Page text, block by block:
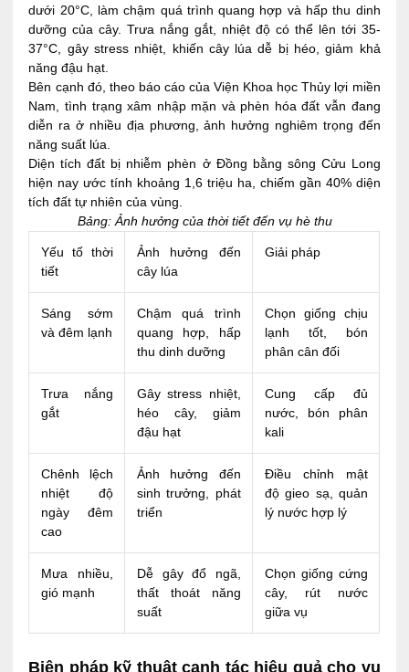
dưới 20°C, làm chậm quá trình quang hợp và hấp thu dinh
dưỡng của cây. Trưa nắng gắt, nhiệt độ có thể lên tới 35-
37°C, gây stress nhiệt, khiến cây lúa dễ bị héo, giảm khả
năng đậu hạt.
Bên cạnh đó, theo báo cáo của Viện Khoa học Thủy lợi miền
Nam, tình trạng xâm nhập mặn và phèn hóa đất vẫn đang
diễn ra ở nhiều địa phương, ảnh hưởng nghiêm trọng đến
năng suất lúa.
Diện tích đất bị nhiễm phèn ở Đồng bằng sông Cửu Long
hiện nay ước tính khoảng 1,6 triệu ha, chiếm gần 40% diện
tích đất tự nhiên của vùng.
Bảng: Ảnh hưởng của thời tiết đến vụ hè thu
Yếu tố thời
tiết
Ảnh hưởng đến
cây lúa
Giải pháp
Sáng sớm
và đêm lạnh
Chậm quá trình
quang hợp, hấp
thu dinh dưỡng
Chọn giống chịu
lạnh tốt, bón
phân cân đối
Trưa nắng
gắt
Gây stress nhiệt,
héo cây, giảm
đậu hạt
Cung cấp đủ
nước, bón phân
kali
Chênh lệch
nhiệt độ
ngày đêm
cao
Ảnh hưởng đến
sinh trưởng, phát
triển
Điều chỉnh mật
độ gieo sạ, quản
lý nước hợp lý
Mưa nhiều,
gió mạnh
Dễ gây đổ ngã,
thất thoát năng
suất
Chọn giống cứng
cây, rút nước
giữa vụ
Biện pháp kỹ thuật canh tác hiệu quả cho vụ